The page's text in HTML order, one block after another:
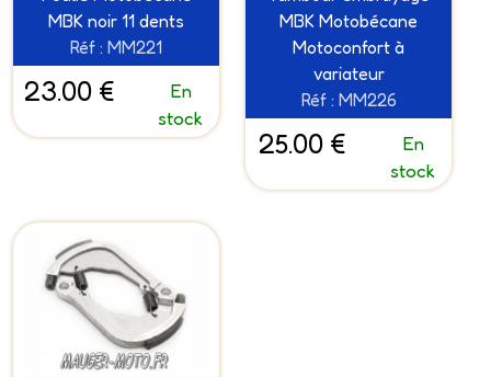
MBK noir 11 dents
Réf : MM221
23.00 €
En
stock
MBK Motobécane
Motoconfort à
variateur
Réf : MM226
25.00 €
En
stock